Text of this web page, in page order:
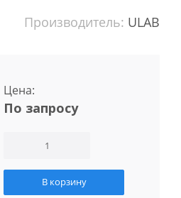
Производитель: ULAB
Цена:
По запросу
В корзину